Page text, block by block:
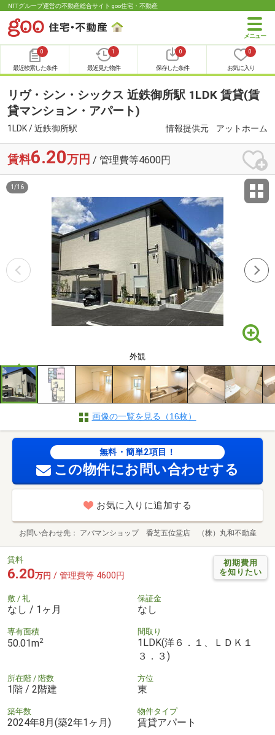
NTTグループ運営の不動産総合サイト goo住宅・不動産
0
最近検索した条件
1
最近見た物件
0
保存した条件
0
お気に入り
リヴ・シン・シックス 近鉄御所駅 1LDK 賃貸(賃
貸マンション・アパート)
1LDK / 近鉄御所駅 情報提供元 アットホーム
賃料6.20万円 / 管理費等4600円
外観
1 /16
画像の一覧を見る（16枚）
無料・簡単2項目！
この物件にお問い合わせする
お気に入りに追加する
お問い合わせ先 アパマンショップ 香芝五位堂店 （株）丸和不動産
初期費用
を知りたい
賃料
6.20万円 / 管理費等 4600円
敷 / 礼
なし / 1ヶ月
保証金
なし
専有面積
50.01m2
間取り
1LDK(洋６．１、ＬＤＫ１
３．３)
所在階 / 階数
1階 / 2階建
方位
東
築年数
2024年8月(築2年1ヶ月)
物件タイプ
賃貸アパート